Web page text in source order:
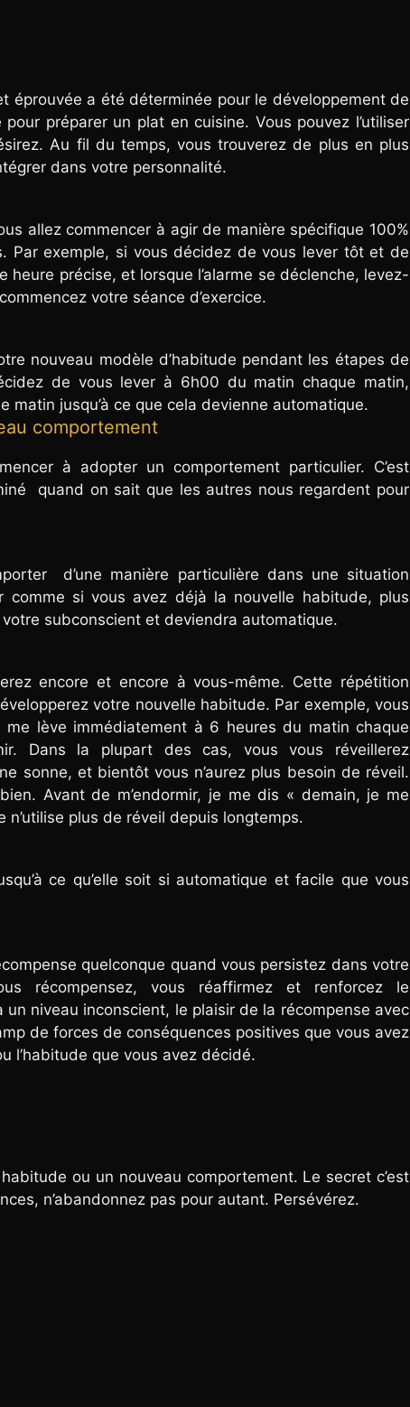
éprouvée a été déterminée pour le développement de
préparer un plat en cuisine. Vous pouvez l’utiliser
Au fil du temps, vous trouverez de plus en plus
dans votre personnalité.
allez commencer à agir de manière spécifique 100%
Par exemple, si vous décidez de vous lever tôt et de
précise, et lorsque l’alarme se déclenche, levez-
votre séance d’exercice.
nouveau modèle d’habitude pendant les étapes de
de vous lever à 6h00 du matin chaque matin,
jusqu’à ce que cela devienne automatique.
comportement
à adopter un comportement particulier. C’est
quand on sait que les autres nous regardent pour
d’une manière particulière dans une situation
comme si vous avez déjà la nouvelle habitude, plus
subconscient et deviendra automatique.
encore et encore à vous-même. Cette répétition
votre nouvelle habitude. Par exemple, vous
lève immédiatement à 6 heures du matin chaque
Dans la plupart des cas, vous vous réveillerez
sonne, et bientôt vous n’aurez plus besoin de réveil.
Avant de m’endormir, je me dis « demain, je me
plus de réveil depuis longtemps.
ce qu’elle soit si automatique et facile que vous
quelconque quand vous persistez dans votre
récompensez, vous réaffirmez et renforcez le
niveau inconscient, le plaisir de la récompense avec
de forces de conséquences positives que vous avez
l’habitude que vous avez décidé.
ou un nouveau comportement. Le secret c’est
n’abandonnez pas pour autant. Persévérez.